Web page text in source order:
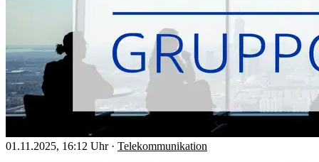
01.11.2025, 16:12 Uhr · Telekommunikation